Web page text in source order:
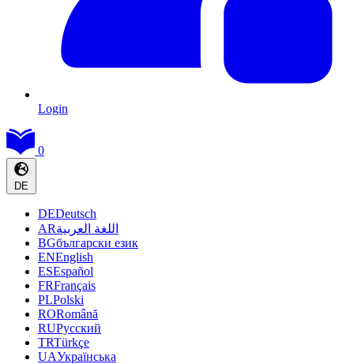
Login
0
DE
DEDeutsch
ARاللغة العربية
BGбългарски език
ENEnglish
ESEspañol
FRFrançais
PLPolski
RORomână
RUРусский
TRTürkçe
UAУкраїнська